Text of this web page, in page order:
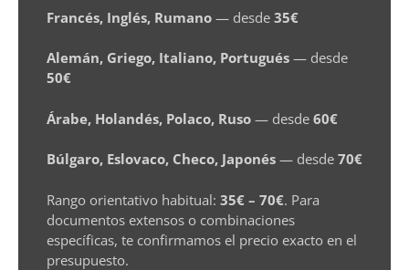
Francés, Inglés, Rumano — desde 35€
Alemán, Griego, Italiano, Portugués — desde
50€
Árabe, Holandés, Polaco, Ruso — desde 60€
Búlgaro, Eslovaco, Checo, Japonés — desde 70€
Rango orientativo habitual: 35€ – 70€. Para
documentos extensos o combinaciones
específicas, te confirmamos el precio exacto en el
presupuesto.